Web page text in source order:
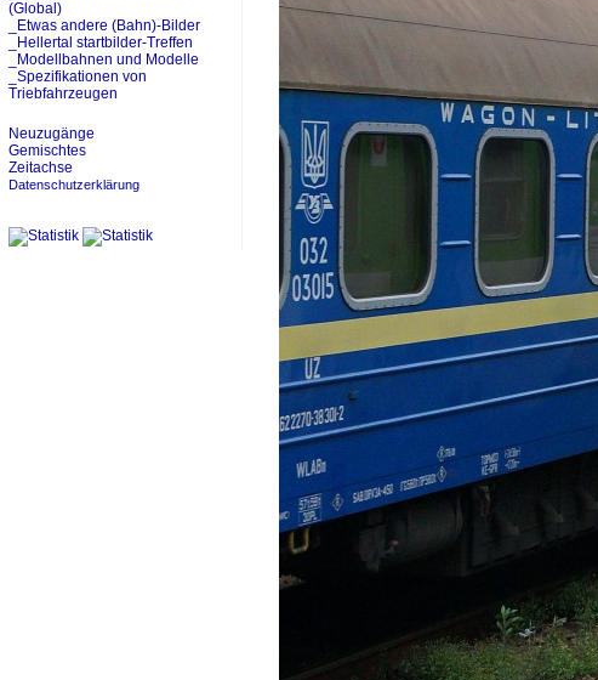
(Global)
_Etwas andere (Bahn)-Bilder
_Hellertal startbilder-Treffen
_Modellbahnen und Modelle
_Spezifikationen von
Triebfahrzeugen
Neuzugänge
Gemischtes
Zeitachse
Datenschutzerklärung